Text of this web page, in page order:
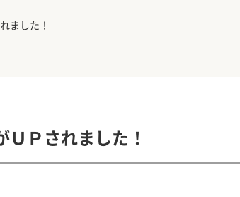
ました！
Ｐされました！